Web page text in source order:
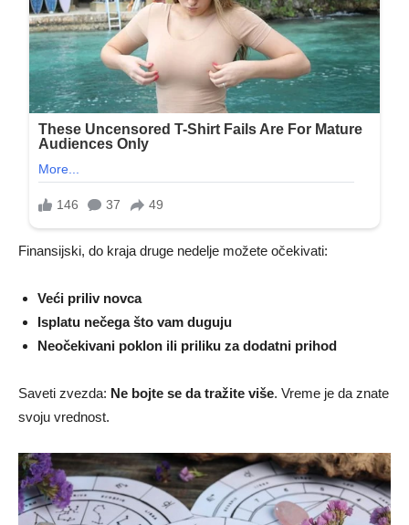
Finansijski, do kraja druge nedelje možete očekivati:
Veći priliv novca
Isplatu nečega što vam duguju
Neočekivani poklon ili priliku za dodatni prihod
Saveti zvezda: Ne bojte se da tražite više. Vreme je da znate
svoju vrednost.